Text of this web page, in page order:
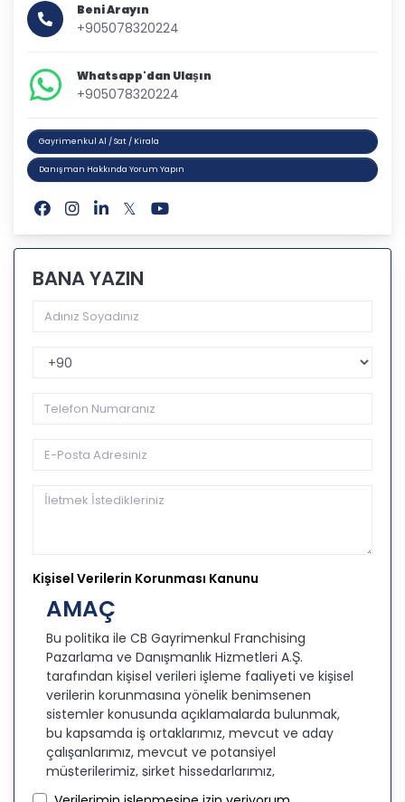
Beni Arayın
+905078320224
Whatsapp'dan Ulaşın
+905078320224
Gayrimenkul Al / Sat / Kirala
Danışman Hakkında Yorum Yapın
BANA YAZIN
Telefon Kodu
Kişisel Verilerin Korunması Kanunu
AMAÇ
Bu politika ile CB Gayrimenkul Franchising
Pazarlama ve Danışmanlık Hizmetleri A.Ş.
tarafından kişisel verileri işleme faaliyeti ve kişisel
verilerin korunmasına yönelik benimsenen
sistemler konusunda açıklamalarda bulunmak,
bu kapsamda iş ortaklarımız, mevcut ve aday
çalışanlarımız, mevcut ve potansiyel
müşterilerimiz, şirket hissedarlarımız,